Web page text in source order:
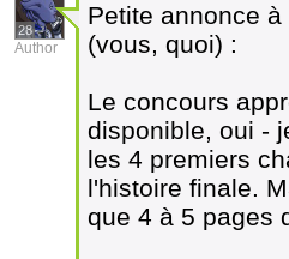
28
Author
Petite annonce
(vous, quoi) :
Le concours
disponible, oui -
les 4 premiers
l'histoire finale.
que 4 à 5 pages